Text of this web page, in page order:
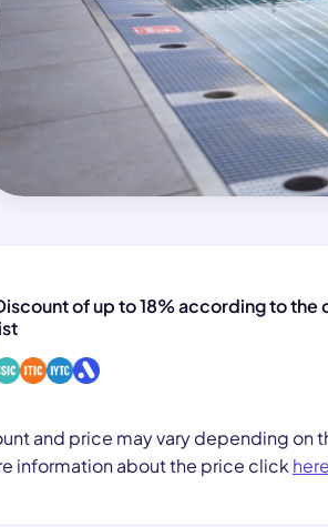
of up to 18% according to the
and price may vary depending on
information about the price click here